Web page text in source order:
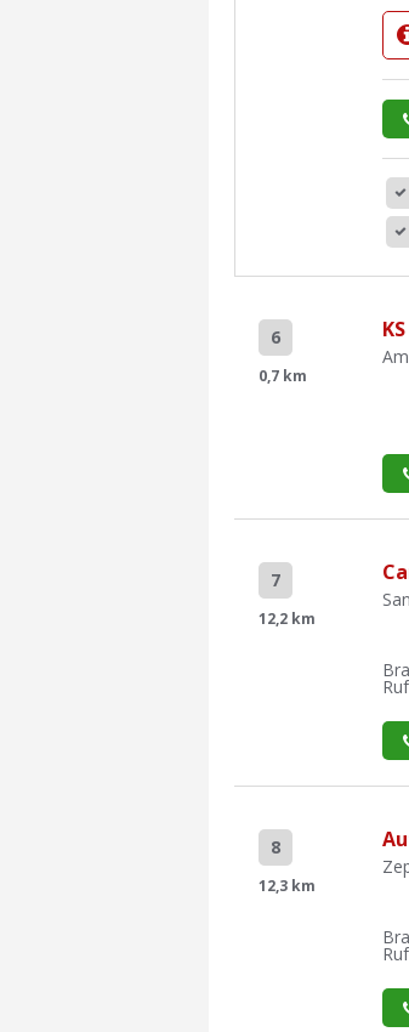
6
0,7 km
7
12,2 km
8
12,3 km